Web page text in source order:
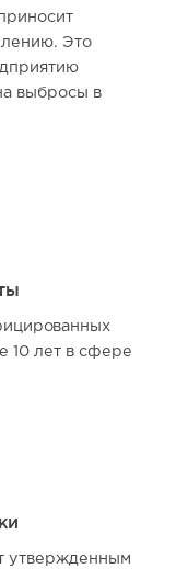
Это
выбросы в
10 лет в сфере
утвержденным